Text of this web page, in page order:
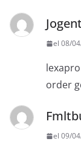
Jogent
el 08/
order
el 09/